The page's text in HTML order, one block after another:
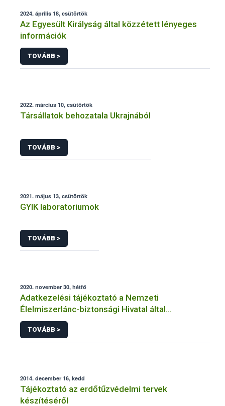
2024. április 18, csütörtök
Az Egyesült Királyság által közzétett lényeges
információk
TOVÁBB >
2022. március 10, csütörtök
Társállatok behozatala Ukrajnából
TOVÁBB >
2021. május 13, csütörtök
GYIK laboratoriumok
TOVÁBB >
2020. november 30, hétfő
Adatkezelési tájékoztató a Nemzeti
Élelmiszerlánc-biztonsági Hivatal által
üzemeltetett élelmiszerlánc-felügyeleti
információs rendszerhez (FELIR) kapcsolódó
adatkezeléséhez
TOVÁBB >
2014. december 16, kedd
Tájékoztató az erdőtűzvédelmi tervek
készítéséről